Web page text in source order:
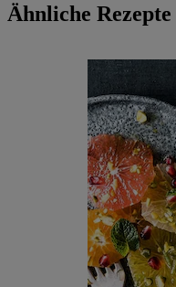
Ähnliche Rezepte